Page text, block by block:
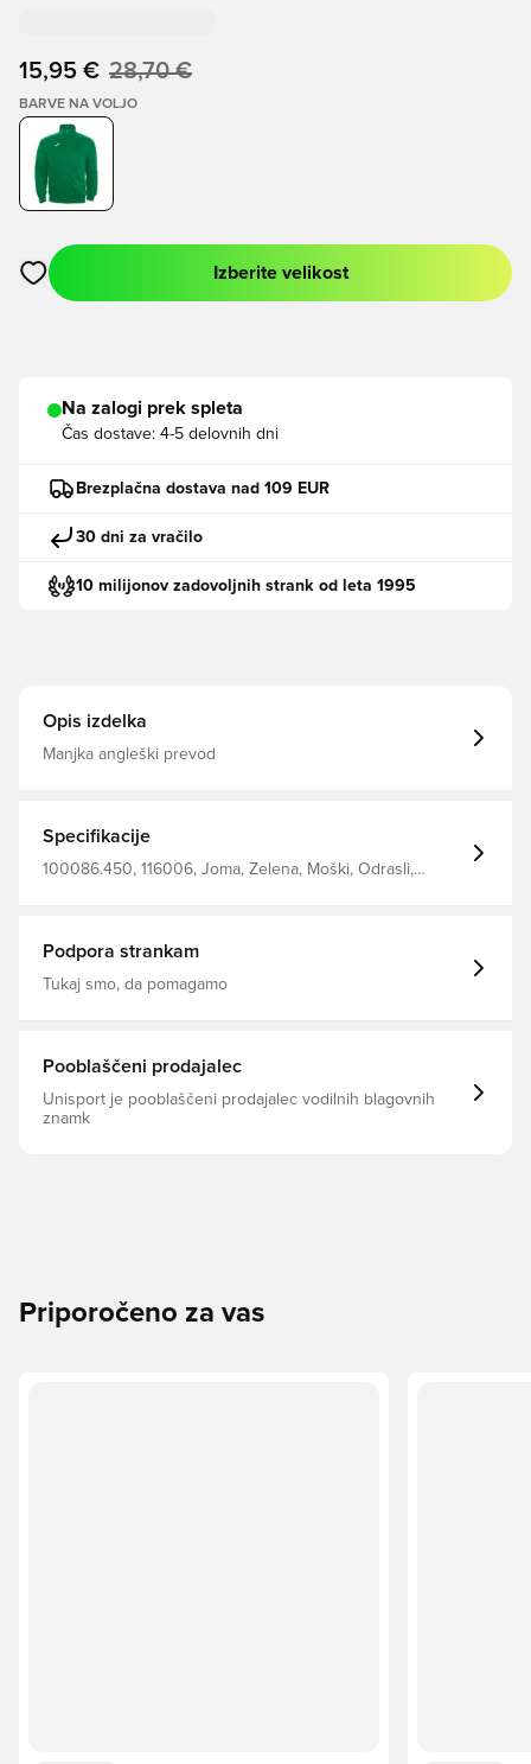
15,95 € 28,70 €
BARVE NA VOLJO
Odpre Modal za prijavo ali vpis kot član
Izberite velikost
Na zalogi prek spleta
Čas dostave: 4-5 delovnih dni
Brezplačna dostava nad 109 EUR
30 dni za vračilo
10 milijonov zadovoljnih strank od leta 1995
Opis izdelka
Manjka angleški prevod
Specifikacije
100086.450, 116006, Joma, Zelena, Moški, Odrasli,
Podpora strankam
Tukaj smo, da pomagamo
Pooblaščeni prodajalec
Unisport je pooblaščeni prodajalec vodilnih blagovnih
znamk
Priporočeno za vas